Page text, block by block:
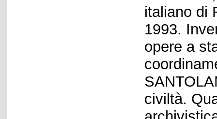
italiano di
1993.
opere a
civiltà.